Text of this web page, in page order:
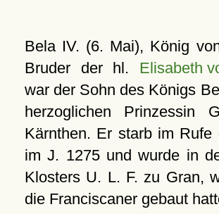
Bela IV. (6. Mai), König
Bruder der hl. Elisabeth
war der Sohn des Königs
herzoglichen Prinzessin
Kärnthen. Er starb im Rufe
im J. 1275 und wurde in
Klosters U. L. F. zu Gran,
die Franciscaner gebaut